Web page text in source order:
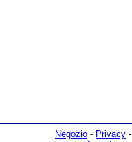
Negozio - Privacy -